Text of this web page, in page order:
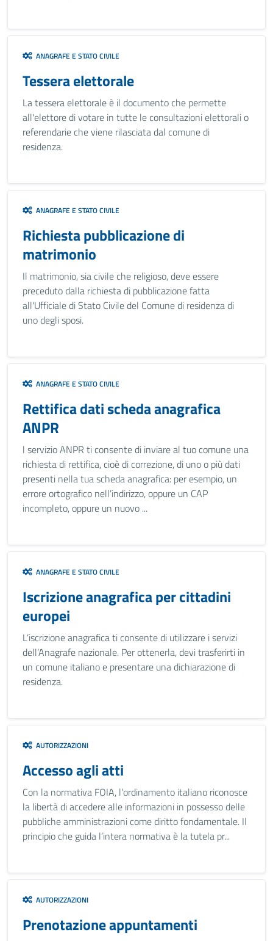
ANAGRAFE E STATO CIVILE
Tessera elettorale
La tessera elettorale è il documento che permette
all'elettore di votare in tutte le consultazioni elettorali o
referendarie che viene rilasciata dal comune di
residenza.
ANAGRAFE E STATO CIVILE
Richiesta pubblicazione di
matrimonio
Il matrimonio, sia civile che religioso, deve essere
preceduto dalla richiesta di pubblicazione fatta
all'Ufficiale di Stato Civile del Comune di residenza di
uno degli sposi.
ANAGRAFE E STATO CIVILE
Rettifica dati scheda anagrafica
ANPR
l servizio ANPR ti consente di inviare al tuo comune una
richiesta di rettifica, cioè di correzione, di uno o più dati
presenti nella tua scheda anagrafica: per esempio, un
errore ortografico nell’indirizzo, oppure un CAP
incompleto, oppure un nuovo ...
ANAGRAFE E STATO CIVILE
Iscrizione anagrafica per cittadini
europei
L’iscrizione anagrafica ti consente di utilizzare i servizi
dell’Anagrafe nazionale. Per ottenerla, devi trasferirti in
un comune italiano e presentare una dichiarazione di
residenza.
AUTORIZZAZIONI
Accesso agli atti
Con la normativa FOIA, l’ordinamento italiano riconosce
la libertà di accedere alle informazioni in possesso delle
pubbliche amministrazioni come diritto fondamentale. Il
principio che guida l’intera normativa è la tutela pr...
AUTORIZZAZIONI
Prenotazione appuntamenti